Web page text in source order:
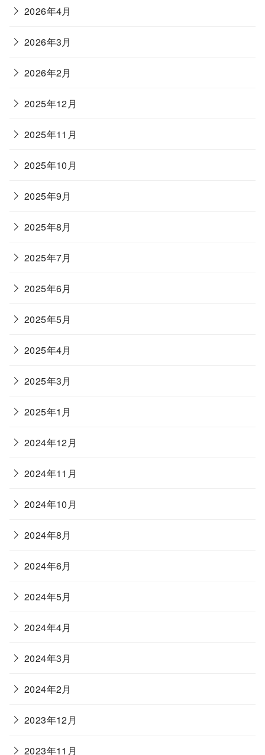
2026年4月
2026年3月
2026年2月
2025年12月
2025年11月
2025年10月
2025年9月
2025年8月
2025年7月
2025年6月
2025年5月
2025年4月
2025年3月
2025年1月
2024年12月
2024年11月
2024年10月
2024年8月
2024年6月
2024年5月
2024年4月
2024年3月
2024年2月
2023年12月
2023年11月